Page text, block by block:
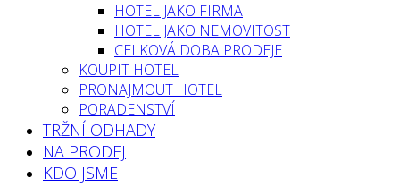
HOTEL JAKO FIRMA
HOTEL JAKO NEMOVITOST
CELKOVÁ DOBA PRODEJE
KOUPIT HOTEL
PRONAJMOUT HOTEL
PORADENSTVÍ
TRŽNÍ ODHADY
NA PRODEJ
KDO JSME